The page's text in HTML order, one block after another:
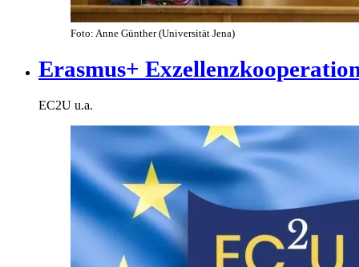
Foto: Anne Günther (Universität Jena)
Erasmus+
EC2U u.a.